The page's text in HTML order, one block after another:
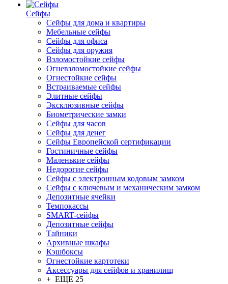
Сейфы
Сейфы для дома и квартиры
Мебельные сейфы
Сейфы для офиса
Сейфы для оружия
Взломостойкие сейфы
Огневзломостойкие сейфы
Огнестойкие сейфы
Встраиваемые сейфы
Элитные сейфы
Эксклюзивные сейфы
Биометрические замки
Сейфы для часов
Сейфы для денег
Сейфы Европейской сертификации
Гостиничные сейфы
Маленькие сейфы
Недорогие сейфы
Сейфы с электронным кодовым замком
Сейфы с ключевым и механическим замком
Депозитные ячейки
Темпокассы
SMART-сейфы
Депозитные сейфы
Тайники
Архивные шкафы
Кэшбоксы
Огнестойкие картотеки
Аксессуары для сейфов и хранилищ
+ ЕЩЕ 25